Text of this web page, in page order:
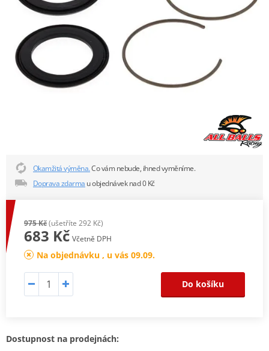
Okamžitá výměna.Co vám nebude, ihned vyměníme.
Doprava zdarma u objednávek nad 0 Kč
975 Kč(ušetříte 292 Kč)
683 Kč Včetně DPH
Na objednávku , u vás 09.09.
Do košíku
Dostupnost na prodejnách: